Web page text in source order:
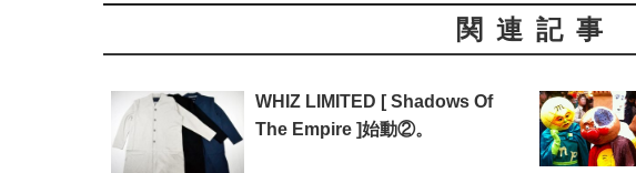
関連記事
WHIZ LIMITED [ Shadows Of
The Empire ]始動②。